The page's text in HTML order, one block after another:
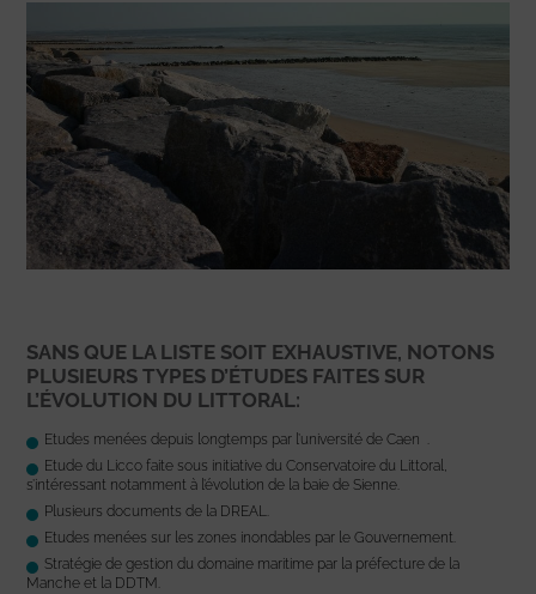
SANS QUE LA LISTE SOIT EXHAUSTIVE, NOTONS
PLUSIEURS TYPES D’ÉTUDES FAITES SUR
L’ÉVOLUTION DU LITTORAL:
Etudes menées depuis longtemps par l’université de Caen .
Etude du Licco faite sous initiative du Conservatoire du Littoral,
s’intéressant notamment à l’évolution de la baie de Sienne.
Plusieurs documents de la DREAL.
Etudes menées sur les zones inondables par le Gouvernement.
Stratégie de gestion du domaine maritime par la préfecture de la
Manche et la DDTM.